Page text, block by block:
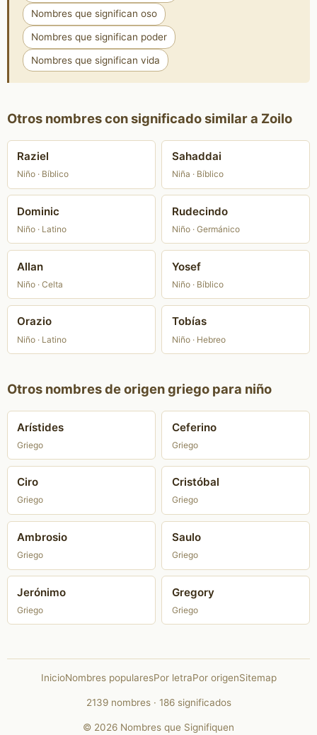
Nombres que significan oso
Nombres que significan poder
Nombres que significan vida
Otros nombres con significado similar a Zoilo
Raziel
Niño · Bíblico
Sahaddai
Niña · Bíblico
Dominic
Niño · Latino
Rudecindo
Niño · Germánico
Allan
Niño · Celta
Yosef
Niño · Bíblico
Orazio
Niño · Latino
Tobías
Niño · Hebreo
Otros nombres de origen griego para niño
Arístides
Griego
Ceferino
Griego
Ciro
Griego
Cristóbal
Griego
Ambrosio
Griego
Saulo
Griego
Jerónimo
Griego
Gregory
Griego
InicioNombres popularesPor letraPor origenSitemap
2139 nombres · 186 significados
© 2026 Nombres que Signifiquen